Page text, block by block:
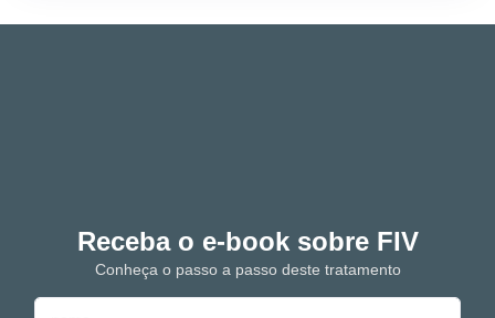
Receba o e-book sobre FIV
Conheça o passo a passo deste tratamento
N